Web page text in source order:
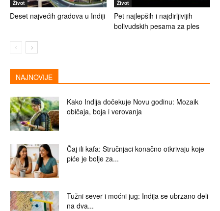
Život
Deset najvećih gradova u Indiji
Život
Pet najlepših i najdirljivijih
bolivudskih pesama za ples
NAJNOVIJE
Kako Indija dočekuje Novu godinu: Mozaik
običaja, boja i verovanja
Čaj ili kafa: Stručnjaci konačno otkrivaju koje
piće je bolje za...
Tužni sever i moćni jug: Indija se ubrzano deli
na dva...